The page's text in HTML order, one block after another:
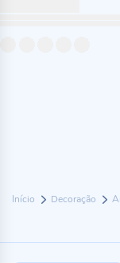
Início Decoração